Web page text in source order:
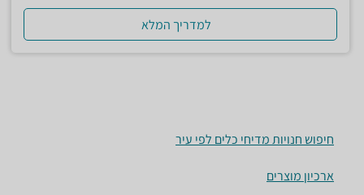
למדריך המלא
חיפוש חנויות מדיחי כלים לפי עיר
ארכיון מוצרים